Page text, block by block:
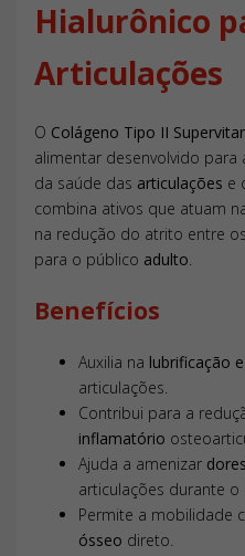
composição é enriquecida
Selênio , oferecendo suporte
locomotor em formato de
Modo de uso
Ingerir 3 comprimidos ao
Especificações
Marca:SUPERVITAN
Tipo de Produto:
Volume/Peso:60
Porções:20 porções
Composição:Cálcio,
Hialurônico, Biotina,
Para que serve o Colágeno
O produto serve para
articulações e reduzir dores
ossos.
Qual a dosagem diária
A recomendação do
ao dia para o público adulto.
Hialurônico
Articulações
O Colágeno Tipo II
alimentar desenvolvido para
da saúde das articulações e
combina ativos que atuam
na redução do atrito entre
para o público adulto.
Benefícios
Auxilia na lubrificação
articulações.
Contribui para a
inflamatório
Ajuda a amenizar
articulações durante o
Permite a mobilidade
ósseo direto.